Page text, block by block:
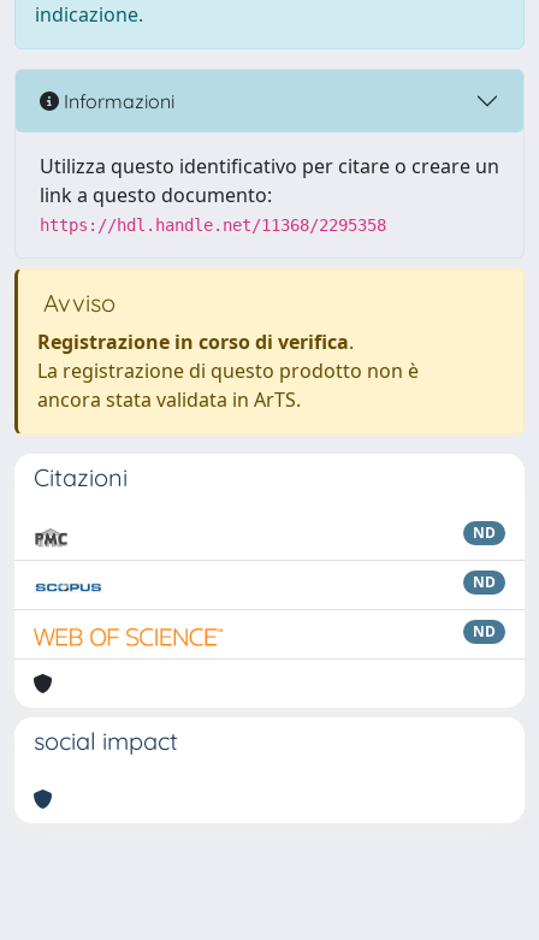
indicazione.
Informazioni
Utilizza questo identificativo per citare o creare un
link a questo documento:
https://hdl.handle.net/11368/2295358
Avviso
Registrazione in corso di verifica.
La registrazione di questo prodotto non è
ancora stata validata in ArTS.
Citazioni
ND
ND
ND
social impact